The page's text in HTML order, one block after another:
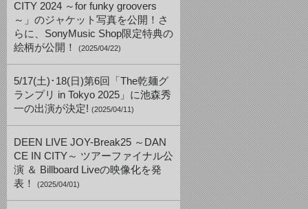
CITY 2024 ～for funky groovers
～」のジャケット写真を公開！さ
らに、SonyMusic Shop限定特典の
絵柄が公開！
(2025/04/22)
5/17(土)･18(日)第6回「The乾麺グ
ランプリ in Tokyo 2025」に池森秀
一の出演が決定! (2025/04/11)
DEEN LIVE JOY-Break25 ～DAN
CE IN CITY～ ツアーファイナル公
演 ＆ Billboard Liveの映像化を発
表！
(2025/04/01)